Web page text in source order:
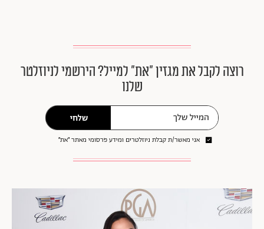
רוצה לקבל את מגזין ״את״ למייל? הירשמי לניוזלטר
שלנו
שלחי
אני מאשר/ת קבלת ניוזלטרים ומידע פרסומי מאתר ״את״